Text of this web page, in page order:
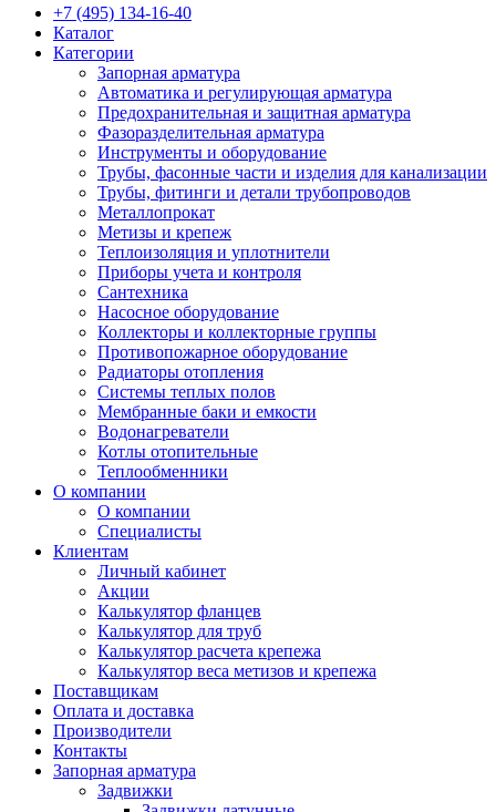
+7 (495) 134-16-40
Каталог
Категории
Запорная арматура
Автоматика и регулирующая арматура
Предохранительная и защитная арматура
Фазоразделительная арматура
Инструменты и оборудование
Трубы, фасонные части и изделия для канализации
Трубы, фитинги и детали трубопроводов
Металлопрокат
Метизы и крепеж
Теплоизоляция и уплотнители
Приборы учета и контроля
Сантехника
Насосное оборудование
Коллекторы и коллекторные группы
Противопожарное оборудование
Радиаторы отопления
Системы теплых полов
Мембранные баки и емкости
Водонагреватели
Котлы отопительные
Теплообменники
О компании
О компании
Специалисты
Клиентам
Личный кабинет
Акции
Калькулятор фланцев
Калькулятор для труб
Калькулятор расчета крепежа
Калькулятор веса метизов и крепежа
Поставщикам
Оплата и доставка
Производители
Контакты
Запорная арматура
Задвижки